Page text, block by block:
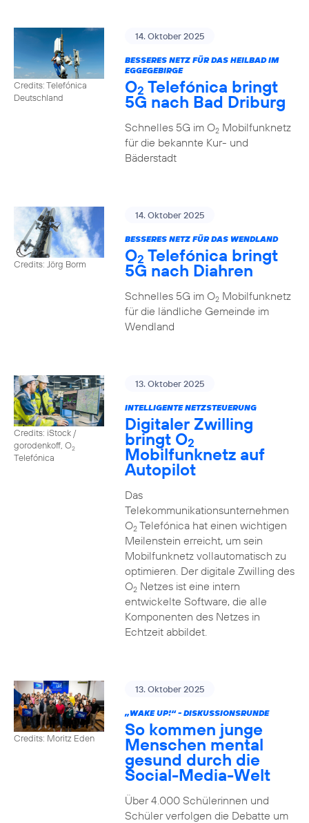
Credits: Telefónica
Deutschland
14. Oktober 2025
BESSERES NETZ FÜR DAS HEILBAD IM
EGGEGEBIRGE
O2 Telefónica bringt
5G nach Bad Driburg
Schnelles 5G im O2Mobilfunknetz
für die bekannte Kur- und
Bäderstadt
Credits: Jörg Borm
14. Oktober 2025
BESSERES NETZ FÜR DAS WENDLAND
O2 Telefónica bringt
5G nach Diahren
Schnelles 5G im O2Mobilfunknetz
für die ländliche Gemeinde im
Wendland
Credits: iStock /
gorodenkoff, O2
Telefónica
13. Oktober 2025
INTELLIGENTE NETZSTEUERUNG
Digitaler Zwilling
bringt O2
Mobilfunknetz auf
Autopilot
Das
Telekommunikationsunternehmen
O2Telefónica hat einen wichtigen
Meilenstein erreicht, um sein
Mobilfunknetz vollautomatisch zu
optimieren. Der digitale Zwilling des
O2Netzes ist eine intern
entwickelte Software, die alle
Komponenten des Netzes in
Echtzeit abbildet.
Credits: Moritz Eden
13. Oktober 2025
„WAKE UP!“ - DISKUSSIONSRUNDE
So kommen junge
Menschen mental
gesund durch die
Social-Media-Welt
Über 4.000 Schülerinnen und
Schüler verfolgen die Debatte um